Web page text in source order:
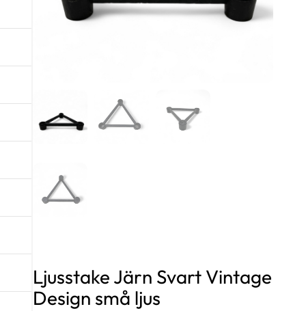
Ljusstake Järn Svart Vintage
Design små ljus